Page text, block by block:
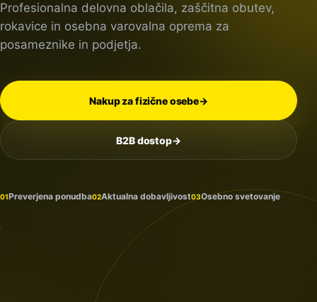
Profesionalna delovna oblačila, zaščitna obutev,
rokavice in osebna varovalna oprema za
posameznike in podjetja.
Nakup za fizične osebe→
B2B dostop→
01Preverjena ponudba02Aktualna dobavljivost03Osebno svetovanje
Na
prihaja